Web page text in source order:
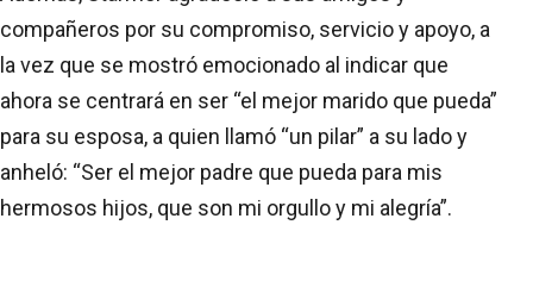
compañeros por su compromiso, servicio y apoyo, a
la vez que se mostró emocionado al indicar que
ahora se centrará en ser “el mejor marido que pueda”
para su esposa, a quien llamó “un pilar” a su lado y
anheló: “Ser el mejor padre que pueda para mis
hermosos hijos, que son mi orgullo y mi alegría”.